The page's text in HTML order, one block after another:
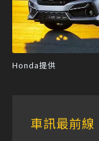
Honda提供
車訊最前線